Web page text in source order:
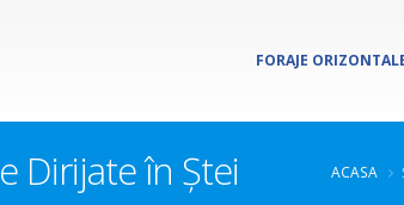
FORAJE
Dirijate în Ștei ACASA